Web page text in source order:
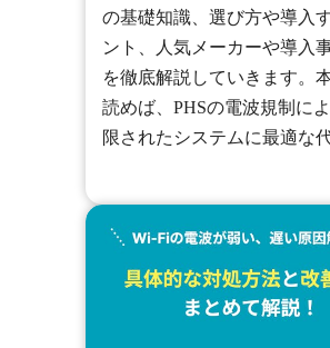
の基礎知識、選び方や導入
ント、人気メーカーや導入
を徹底解説していきます。
読めば、PHSの電波規制に
限されたシステムに最適な